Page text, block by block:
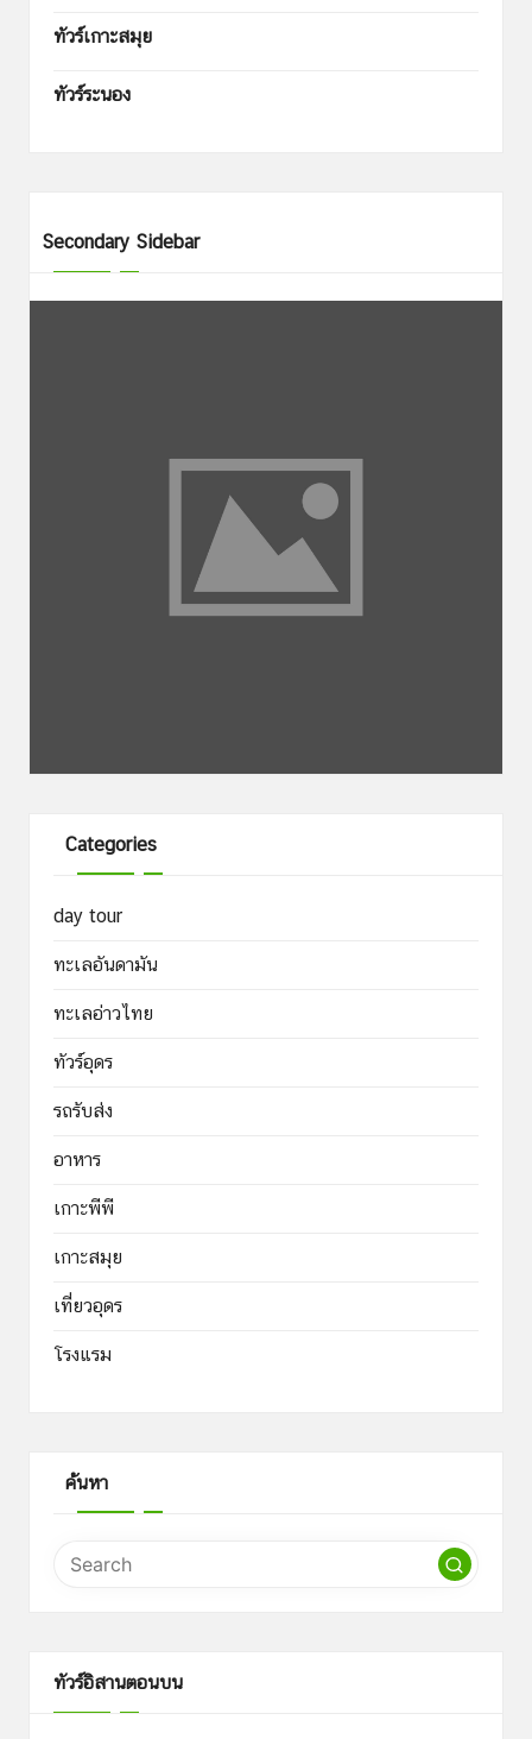
ทัวร์เกาะสมุย
ทัวร์ระนอง
Secondary Sidebar
Categories
day tour
ทะเลอันดามัน
ทะเลอ่าวไทย
ทัวร์อุดร
รถรับส่ง
อาหาร
เกาะพีพี
เกาะสมุย
เที่ยวอุดร
โรงแรม
ค้นหา
ทัวร์อิสานตอนบน